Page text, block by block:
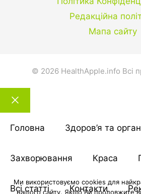
Редакційна
Мапа сайту
© 2026 HealthApple.info Всі
Закрити
тему
Головна Здоров’я та
Захворювання Краса
Всі статті Контакти
Ми використовуємо cookies для
нашого сайту. Якщо Ви продовжите